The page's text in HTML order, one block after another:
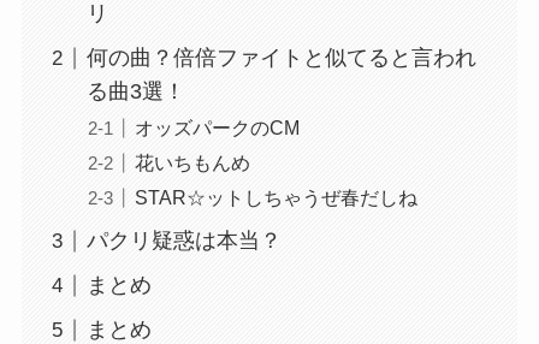
リ
何の曲？倍倍ファイトと似てると言われ
る曲3選！
オッズパークのCM
花いちもんめ
STAR☆ットしちゃうぜ春だしね
パクリ疑惑は本当？
まとめ
まとめ